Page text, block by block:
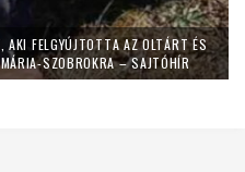
AKI FELGYÚJTOTTA AZ OLTÁRT ÉS
SZOBROKRA – SAJTÓHÍR